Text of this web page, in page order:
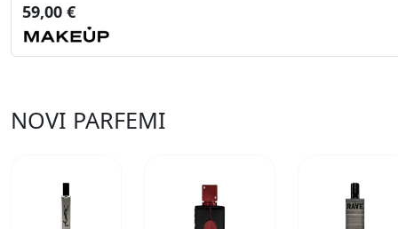
59,00 €
NOVI PARFEMI